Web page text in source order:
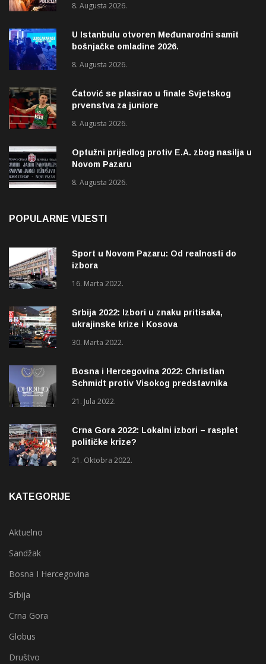
Pazaru
8. Augusta 2026.
U Istanbulu otvoren Međunarodni samit
bošnjačke omladine 2026.
8. Augusta 2026.
Ćatović se plasirao u finale Svjetskog
prvenstva za juniore
8. Augusta 2026.
Optužni prijedlog protiv E.A. zbog nasilja u
Novom Pazaru
8. Augusta 2026.
POPULARNE VIJESTI
Sport u Novom Pazaru: Od realnosti do
izbora
16. Marta 2022.
Srbija 2022: Izbori u znaku pritisaka,
ukrajinske krize i Kosova
30. Marta 2022.
Bosna i Hercegovina 2022: Christian
Schmidt protiv Visokog predstavnika
21. Jula 2022.
Crna Gora 2022: Lokalni izbori – rasplet
političke krize?
21. Oktobra 2022.
KATEGORIJE
Aktuelno
Sandžak
Bosna I Hercegovina
Srbija
Crna Gora
Globus
Društvo